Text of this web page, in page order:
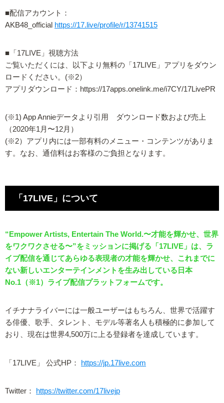
■配信アカウント：
AKB48_official https://17.live/profile/r/13741515
■「17LIVE」視聴方法
ご覧いただくには、以下より無料の「17LIVE」アプリをダウン
ロードください。(※2）
アプリダウンロード：https://17apps.onelink.me/i7CY/17LivePR
(※1) App Annieデータより引用 ダウンロード数および売上
（2020年1月〜12月）
(※2）アプリ内には一部有料のメニュー・コンテンツがありま
す。なお、通信料はお客様のご負担となります。
「17LIVE」について
“Empower Artists, Entertain The World.〜才能を輝かせ、世界
をワクワクさせる〜”をミッションに掲げる「17LIVE」は、ラ
イブ配信を通じてあらゆる表現者の才能を輝かせ、これまでに
ない新しいエンターテインメントを生み出している日本
No.1（※1）ライブ配信プラットフォームです。
イチナナライバーには一般ユーザーはもちろん、世界で活躍す
る俳優、歌手、タレント、モデル等著名人も積極的に参加して
おり、現在は世界4,500万に上る登録者を達成しています。
「17LIVE」 公式HP： https://jp.17live.com
Twitter： https://twitter.com/17livejp